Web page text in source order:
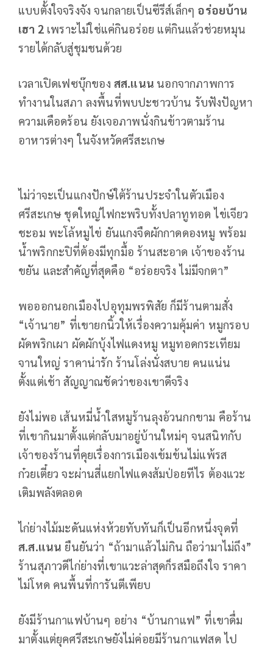
แบบตั้งใจจริงจัง จนกลายเป็นซีรีส์เล็กๆ อร่อยบ้าน
เฮา 2 เพราะไม่ใช่แค่กินอร่อย แต่กินแล้วช่วยหมุน
รายได้กลับสู่ชุมชนด้วย
เวลาเปิดเฟซบุ๊กของ สส.แนน นอกจากภาพการ
ทำงานในสภา ลงพื้นที่พบปะชาวบ้าน รับฟังปัญหา
ความเดือดร้อน ยังเจอภาพนั่งกินข้าวตามร้าน
อาหารต่างๆ ในจังหวัดศรีสะเกษ
ไม่ว่าจะเป็นแกงปักษ์ใต้ร้านประจำในตัวเมือง
ศรีสะเกษ ชุดใหญ่ไฟกะพริบทั้งปลาทูทอด ไข่เจียว
ชะอม พะโล้หมูไข่ ยันแกงจืดผักกาดดองหมู พร้อม
น้ำพริกกะปิที่ต้องมีทุกมื้อ ร้านสะอาด เจ้าของร้าน
ขยัน และสำคัญที่สุดคือ “อร่อยจริง ไม่มีจกตา”
พอออกนอกเมืองไปอุทุมพรพิสัย ก็มีร้านตามสั่ง
“เจ้านาย” ที่เขายกนิ้วให้เรื่องความคุ้มค่า หมูกรอบ
ผัดพริกเผา ผัดผักบุ้งไฟแดงหมู หมูทอดกระเทียม
จานใหญ่ ราคาน่ารัก ร้านโล่งนั่งสบาย คนแน่น
ตั้งแต่เช้า สัญญาณชัดว่าของเขาดีจริง
ยังไม่พอ เส้นหมี่น้ำใสหมูร้านลุงอ้วนกกขาม คือร้าน
ที่เขากินมาตั้งแต่กลับมาอยู่บ้านใหม่ๆ จนสนิทกับ
เจ้าของร้านที่คุยเรื่องการเมืองเข้มข้นไม่แพ้รส
ก๋วยเตี๋ยว จะผ่านสี่แยกไฟแดงส้มป่อยทีไร ต้องแวะ
เติมพลังตลอด
ไก่ย่างไม้มะดันแห่งห้วยทับทันก็เป็นอีกหนึ่งจุดที่
ส.ส.แนน ยืนยันว่า “ถ้ามาแล้วไม่กิน ถือว่ามาไม่ถึง”
ร้านสุภาวดีไก่ย่างที่เขาแวะล่าสุดก็รสมือถึงใจ ราคา
ไม่โหด คนพื้นที่การันตีเพียบ
ยังมีร้านกาแฟบ้านๆ อย่าง “บ้านกาแฟ” ที่เขาดื่ม
มาตั้งแต่ยุคศรีสะเกษยังไม่ค่อยมีร้านกาแฟสด ไป